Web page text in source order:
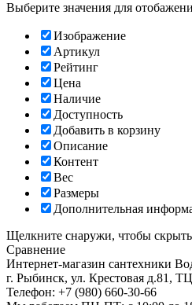
Выберите значения для
Изображение
Артикул
Рейтинг
Цена
Наличие
Доступность
Добавить в корзину
Описание
Контент
Вес
Размеры
Дополнительная
Щелкните снаружи, чтобы
Сравнение
Интернет-магазин сантехники
г. Рыбинск, ул. Крестовая д.81,
Телефон: +7 (980) 660-30-66